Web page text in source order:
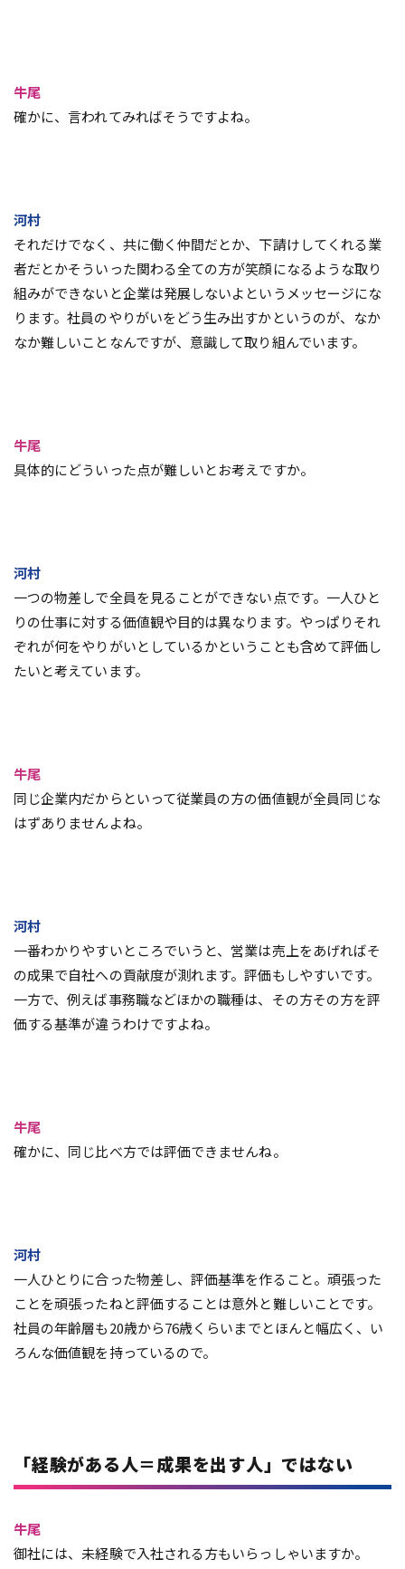
牛尾
確かに、言われてみればそうですよね。
河村
それだけでなく、共に働く仲間だとか、下請けしてくれる業
者だとかそういった関わる全ての方が笑顔になるような取り
組みができないと企業は発展しないよというメッセージにな
ります。社員のやりがいをどう生み出すかというのが、なか
なか難しいことなんですが、意識して取り組んでいます。
牛尾
具体的にどういった点が難しいとお考えですか。
河村
一つの物差しで全員を見ることができない点です。一人ひと
りの仕事に対する価値観や目的は異なります。やっぱりそれ
ぞれが何をやりがいとしているかということも含めて評価し
たいと考えています。
牛尾
同じ企業内だからといって従業員の方の価値観が全員同じな
はずありませんよね。
河村
一番わかりやすいところでいうと、営業は売上をあげればそ
の成果で自社への貢献度が測れます。評価もしやすいです。
一方で、例えば事務職などほかの職種は、その方その方を評
価する基準が違うわけですよね。
牛尾
確かに、同じ比べ方では評価できませんね。
河村
一人ひとりに合った物差し、評価基準を作ること。頑張った
ことを頑張ったねと評価することは意外と難しいことです。
社員の年齢層も20歳から76歳くらいまでとほんと幅広く、い
ろんな価値観を持っているので。
「経験がある人＝成果を出す人」ではない
牛尾
御社には、未経験で入社される方もいらっしゃいますか。